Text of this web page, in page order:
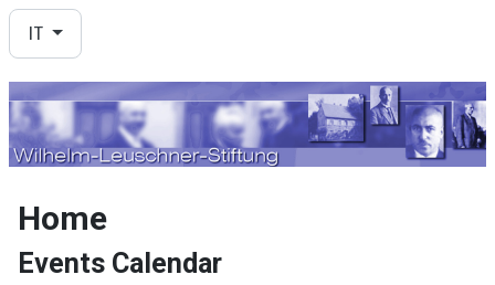
Seleziona la tua lingua
IT
Home
Events Calendar